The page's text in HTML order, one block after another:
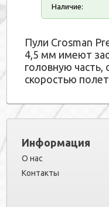
Наличие:
Пули Crosman
4,5 мм имеют
головную
скоростью
Информация
О нас
Контакты